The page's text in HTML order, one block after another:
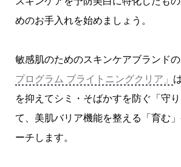
めのお手入れを始めましょう。
敏感肌のためのスキンケアブランド
プログラム ブライトニングクリア」
を抑えてシミ・そばかすを防ぐ「守
て、美肌バリア機能を整える「育む
ーチします。